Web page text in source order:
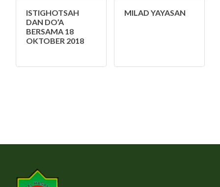
ISTIGHOTSAH
DAN DO’A
BERSAMA 18
OKTOBER 2018
MILAD YAYASAN